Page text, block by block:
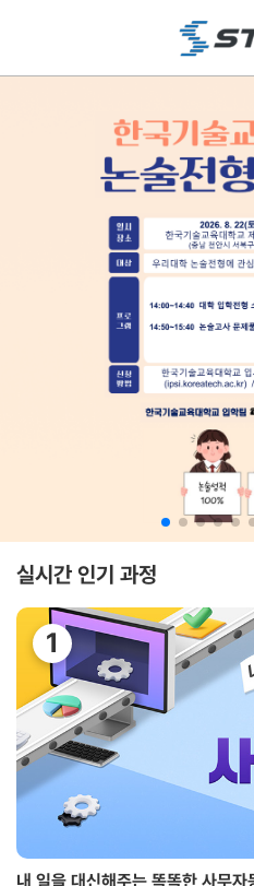
맵
실시간 인기 과정
내 일을 대신해주는 똑똑한 사무자